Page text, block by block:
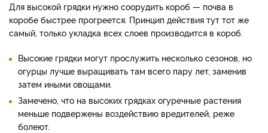
Для высокой грядки нужно соорудить короб — почва в
коробе быстрее прогреется. Принцип действия тут тот же
самый, только укладка всех слоев производится в короб.
Высокие грядки могут прослужить несколько сезонов, но
огурцы лучше выращивать там всего пару лет, заменив
затем иными овощами.
Замечено, что на высоких грядках огуречные растения
меньше подвержены воздействию вредителей, реже
болеют.